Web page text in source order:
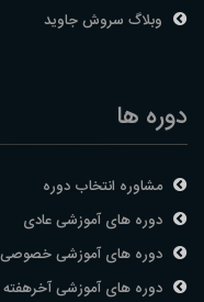
وبلاگ سروش جاوید
دوره ها
مشاوره انتخاب دوره
دوره های آموزشی عادی
دوره های آموزشی خصوصی
دوره های آموزشی آخرهفته